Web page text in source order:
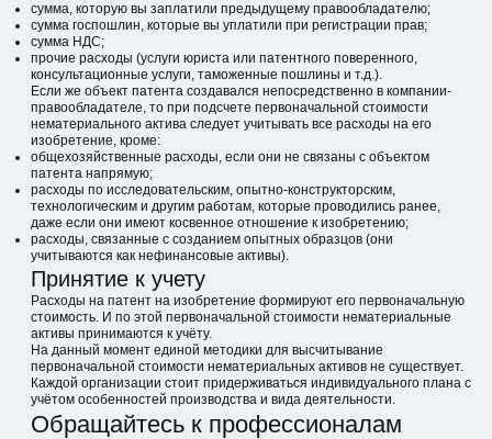
сумма, которую вы заплатили предыдущему правообладателю;
сумма госпошлин, которые вы уплатили при регистрации прав;
сумма НДС;
прочие расходы (услуги юриста или патентного поверенного,
консультационные услуги, таможенные пошлины и т.д.).
Если же объект патента создавался непосредственно в компании-
правообладателе, то при подсчете первоначальной стоимости
нематериального актива следует учитывать все расходы на его
изобретение, кроме:
общехозяйственные расходы, если они не связаны с объектом
патента напрямую;
расходы по исследовательским, опытно-конструкторским,
технологическим и другим работам, которые проводились ранее,
даже если они имеют косвенное отношение к изобретению;
расходы, связанные с созданием опытных образцов (они
учитываются как нефинансовые активы).
Принятие к учету
Расходы на патент на изобретение формируют его первоначальную
стоимость. И по этой первоначальной стоимости нематериальные
активы принимаются к учёту.
На данный момент единой методики для высчитывание
первоначальной стоимости нематериальных активов не существует.
Каждой организации стоит придерживаться индивидуального плана с
учётом особенностей производства и вида деятельности.
Обращайтесь к профессионалам